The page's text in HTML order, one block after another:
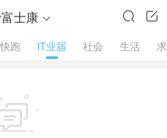
士康  

跑 IT业届 社会 生活